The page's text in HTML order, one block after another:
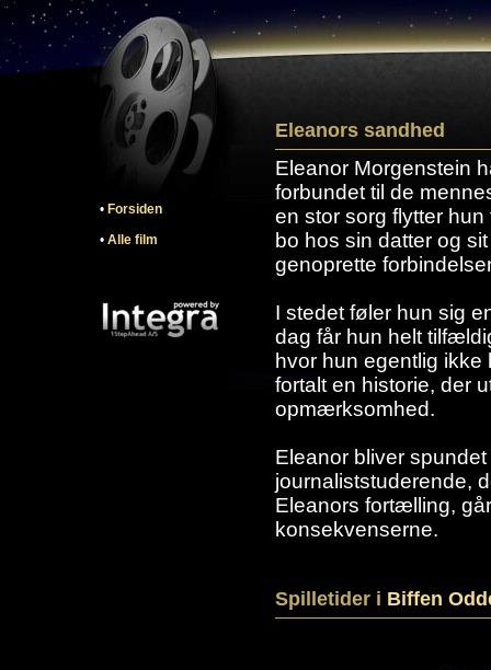
• Forsiden
• Alle film
Eleanors sandhed
Eleanor Morgenstein
forbundet til de
en stor sorg flytter hun
bo hos sin datter og
genoprette
I stedet føler hun sig
dag får hun helt
hvor hun egentlig
fortalt en historie, der
opmærksomhed.
Eleanor bliver
journaliststuderende,
Eleanors fortælling,
konsekvenserne.
Spilletider i Biffen